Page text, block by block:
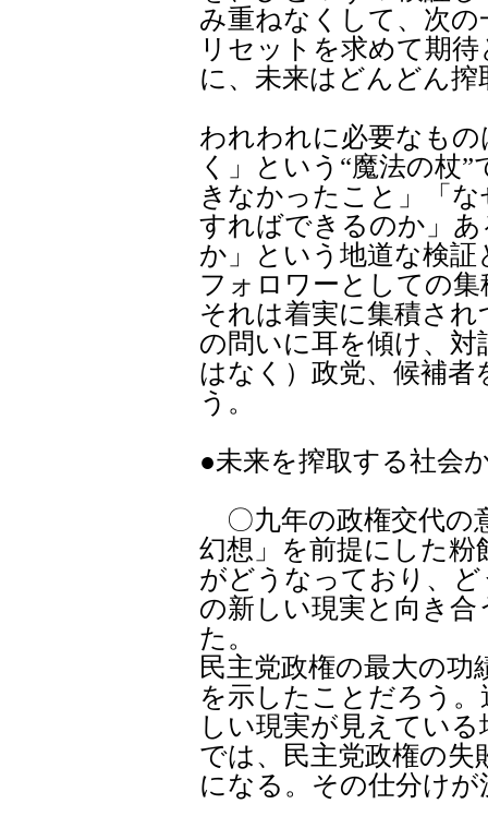
み重ねなくして、次
リセットを求めて期
に、未来はどんどん
われわれに必要なも
く」という“魔法の杖
きなかったこと」「
すればできるのか」
か」という地道な検
フォロワーとしての
それは着実に集積さ
の問いに耳を傾け、
はなく）政党、候補
う。
●未来を搾取する社会
〇九年の政権交代の
幻想」を前提にした粉
がどうなっており、
の新しい現実と向き
た。
民主党政権の最大の
を示したことだろう
しい現実が見えてい
では、民主党政権の
になる。その仕分けが